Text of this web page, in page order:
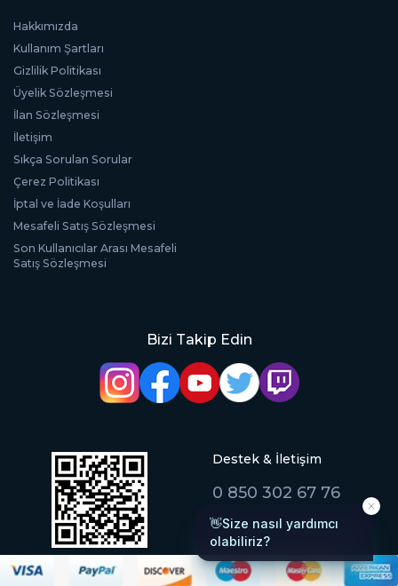
Hakkımızda
Kullanım Şartları
Gizlilik Politikası
Üyelik Sözleşmesi
İlan Sözleşmesi
İletişim
Sıkça Sorulan Sorular
Çerez Politikası
İptal ve İade Koşulları
Mesafeli Satış Sözleşmesi
Son Kullanıcılar Arası Mesafeli
Satış Sözleşmesi
Bizi Takip Edin
Destek & İletişim
0 850 302 67 76
[email protected]